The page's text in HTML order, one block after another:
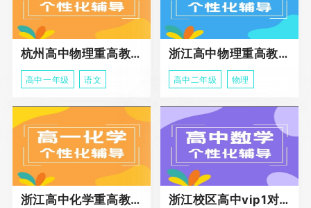
杭州高中物理重高教育春季班
高中一年级 语文
浙江高中物理重高教育春季班
高中二年级 物理
浙江高中化学重高教育春季班 浙江校区高中vip1对1课程